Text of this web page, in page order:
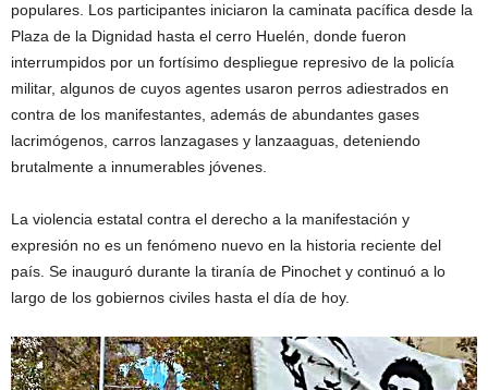
populares. Los participantes iniciaron la caminata pacífica desde la
Plaza de la Dignidad hasta el cerro Huelén, donde fueron
interrumpidos por un fortísimo despliegue represivo de la policía
militar, algunos de cuyos agentes usaron perros adiestrados en
contra de los manifestantes, además de abundantes gases
lacrimógenos, carros lanzagases y lanzaaguas, deteniendo
brutalmente a innumerables jóvenes.
La violencia estatal contra el derecho a la manifestación y
expresión no es un fenómeno nuevo en la historia reciente del
país. Se inauguró durante la tiranía de Pinochet y continuó a lo
largo de los gobiernos civiles hasta el día de hoy.